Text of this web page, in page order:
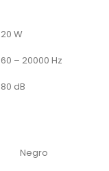
20 W
60 – 20000 Hz
80 dB
Negro